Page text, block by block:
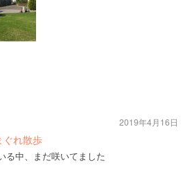
ぐれ散歩
る中、まだ咲いてました
2019年4月16日